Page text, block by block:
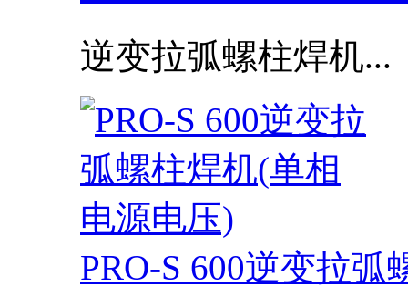
逆变拉弧螺柱焊机...
PRO-S 600逆变拉